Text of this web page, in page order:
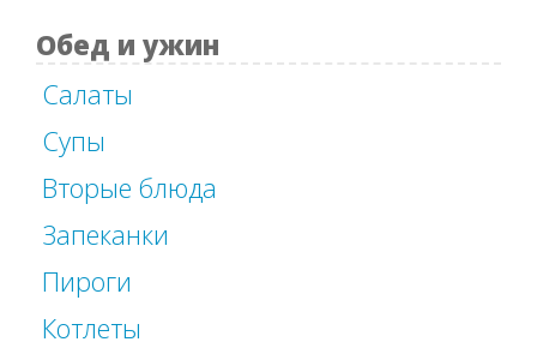
Обед и ужин
Салаты
Супы
Вторые блюда
Запеканки
Пироги
Котлеты